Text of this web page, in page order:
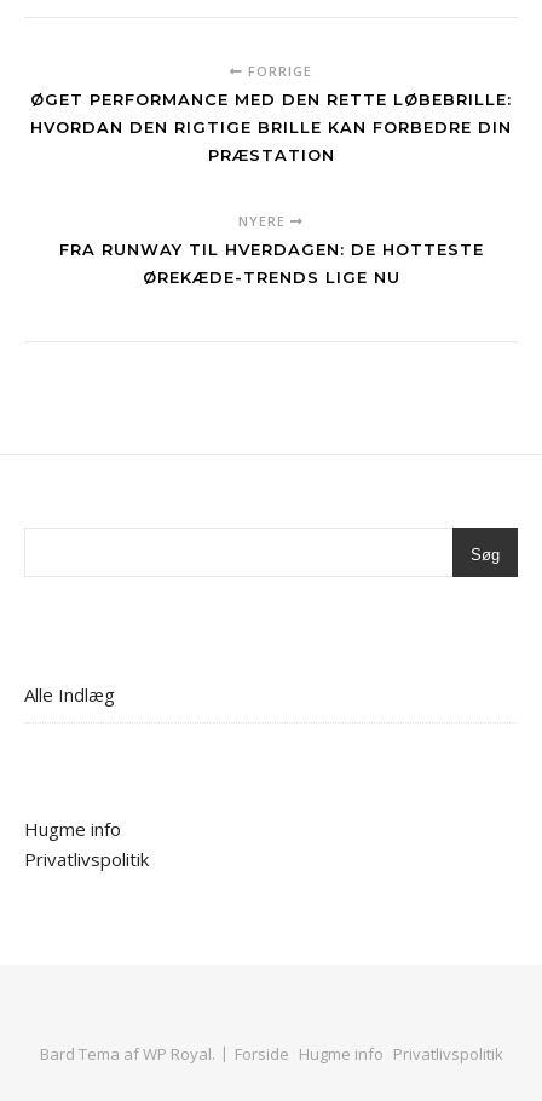
FORRIGE
ØGET PERFORMANCE MED DEN RETTE LØBEBRILLE:
HVORDAN DEN RIGTIGE BRILLE KAN FORBEDRE DIN
PRÆSTATION
NYERE
FRA RUNWAY TIL HVERDAGEN: DE HOTTESTE
ØREKÆDE-TRENDS LIGE NU
Søg
Alle Indlæg
Hugme info
Privatlivspolitik
Bard Tema afWP Royal. Forside Hugme info Privatlivspolitik